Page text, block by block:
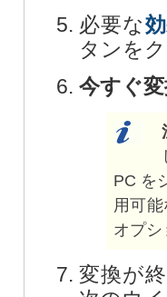
必要な
タンを
今すぐ
PC を
用可
オプシ
変換が